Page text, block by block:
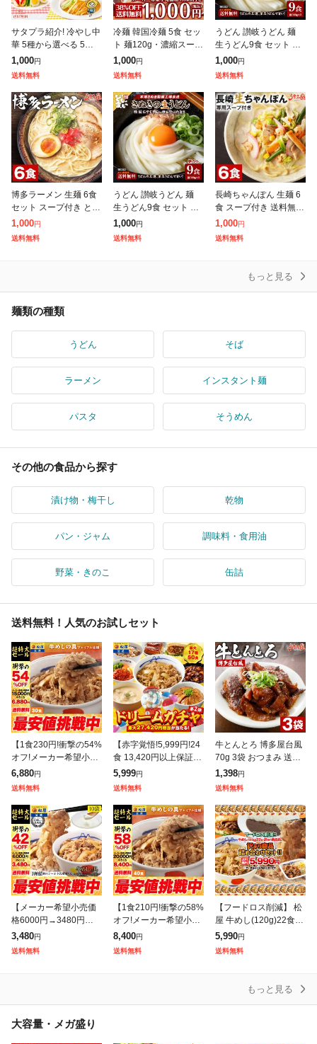
サタプラ紹介! 冷やし中
華 5種から選べる 5食 6
食 レモンちゃん シーク
ワーサーちゃん うめね
プレミ
1,000円
送料無料
冷麺 韓国冷麺 5食 セッ
ト 麺120g・濃縮スープ
30g×各5袋 メール便 送
料無料 他商品と同梱不
1,000円
送料無料
うどん 讃岐うどん 麺
生うどん9食 セット 送
料無料(300g(3食)×3袋)
普通麺 麺のみ [メール
1,000円
送料無料
博多ラーメン 生麺 6食
セット スープ付き とん
こつラーメン ご当地 送
料無料 福岡 屋台 豚骨
1,000円
送料無料
うどん 讃岐うどん 麺
生うどん9食 セット 送
料無料(300g(3食)×3袋)
普通麺 麺のみ [メール
1,000円
送料無料
長崎ちゃんぽん 生麺 6
食 スープ付き 送料無料
チャンポン麺 讃岐 ご当
地 ラーメン 手土産 常
1,000円
送料無料
もっと見る
麺類の種類
うどん そば
ラーメン インスタント麺
パスタ そうめん
その他の食品から探す
漬け物・梅干し 乾物
パン・ジャム 調味料・食用油
野菜・きのこ 缶詰
送料無料！人気のお試しセット
【1食230円!衝撃の54%
オフ!メーカー希望小売
価格15,000円→6,880
円】 牛めしの具(プレミ
6,880円
送料無料
【赤字覚悟!5,999円!24
食 13,420円以上保証!】
松屋 新春 ドリームガチ
ャ 福袋 2026 最大27,42
5,999円
送料無料
牛とんとろ 博多屋台風
70g 3袋 おつまみ 送料
無料 お試し 国産 和牛
牛肉 トントロ 豚とろ
お
1,398円
送料無料
【メーカー希望小売価
格6000円→3480円】
松屋 乳酸菌入り牛めし
の具(プレミアム仕様)1
3,480円
送料無料
【1食210円!衝撃の58%
オフ!メーカー希望小売
価格20,000円→8,400
円】 松屋 新牛めしの具
8,400円
送料無料
【フードロス削減】 松
屋 牛めし(120g)22食
+訳あり商品(8品)計30
食が入ったお得な訳あ
5,990円
送料無料
もっと見る
大容量・メガ盛り